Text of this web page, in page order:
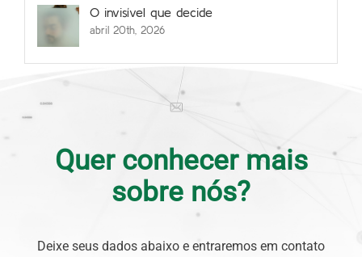
O invisível que decide
abril 20th, 2026
Quer conhecer mais
sobre nós?
Deixe seus dados abaixo e entraremos em contato